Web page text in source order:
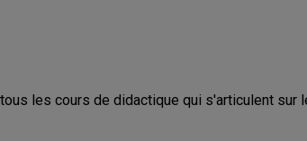
les cours de didactique qui s'articulent sur